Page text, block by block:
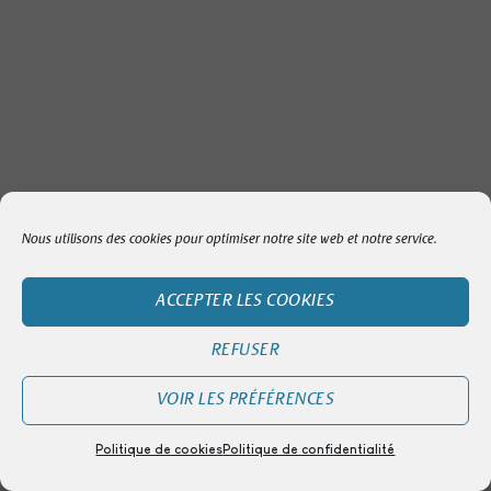
Nous utilisons des cookies pour optimiser notre site web et notre service.
ACCEPTER LES COOKIES
REFUSER
VOIR LES PRÉFÉRENCES
Politique de cookiesPolitique de confidentialité